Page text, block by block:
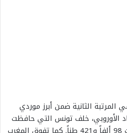
المرتبة الثانية ضمن أبرز موردي
الأوروبي، خلف تونس التي حافظت